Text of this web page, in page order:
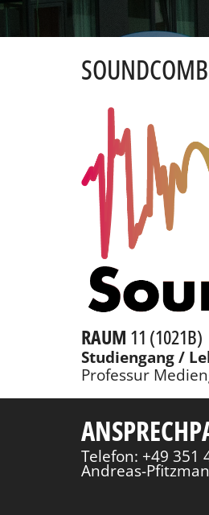
SOUNDCOMB
RAUM 11 (1021B)
Studiengang /
Professur
Telefon: +49 351
Andreas-